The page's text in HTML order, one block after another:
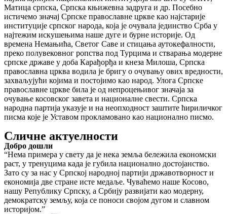
Матица српска, Српска књижевна задруга и др. Посебно
истичемо значај Српске православне цркве као најстарије
институције српског народа, која је очувала јединство Срба у
најтежим искушењима наше дуге и бурне историје. Од
времена Немањића, Светог Саве и стицања аутокефалности,
преко полувековног ропства под Турцима и стварања модерне
српске државе у доба Карађорђа и кнеза Милоша, Српска
православна црква водила је бригу о очувању ових вредности,
захваљујући којима и постојимо као народ. Улога Српске
православне цркве била је од непроцењивог значаја за
очување косовског завета и националне свести. Српска
народна партија указује и на неопходност заштите ћириличког
писма које је Уставом прокламовано као национално писмо.
Сличне актуелности
Добро дошли
“Нема примера у свету да је нека земља бележила економски
раст, у тренуцима када је губила национално достојанство.
Зато су за нас у Српској народној партији државотворност и
економија две стране исте медаље. Чуваћемо наше Косово,
нашу Републику Српску, а Србију развијати као модерну,
демократску земљу, која се поноси својом дугом и славном
историјом.”